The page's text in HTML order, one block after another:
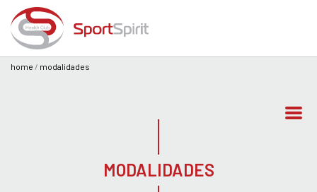
home modalidades
MODALIDADES